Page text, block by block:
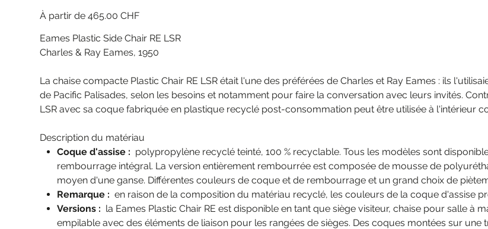
Prix
465.00 CHF
Eames Plastic Side Chair RE LSR
Charles & Ray Eames, 1950
La chaise compacte Plastic Chair RE LSR était l'une des préférées de Charles et Ray Eames : ils
de Pacific Palisades, selon les besoins et notamment pour faire la conversation avec leurs invités.
LSR avec sa coque fabriquée en plastique recyclé post-consommation peut être utilisée à l'intérieur
Description du matériau
Coque d'assise : polypropylène recyclé teinté, 100 % recyclable. Tous les modèles sont
rembourrage intégral. La version entièrement rembourrée est composée de mousse de
moyen d'une ganse. Différentes couleurs de coque et de rembourrage et un grand choix de
Remarque : en raison de la composition du matériau recyclé, les couleurs de la coque d'assise
Versions : la Eames Plastic Chair RE est disponible en tant que siège visiteur, chaise pour salle à
empilable avec des éléments de liaison pour les rangées de sièges. Des coques montées sur